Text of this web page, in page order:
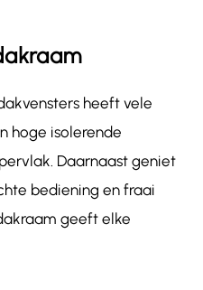
heeft vele
hoge isolerende
Daarnaast geniet
bediening en fraai
geeft elke